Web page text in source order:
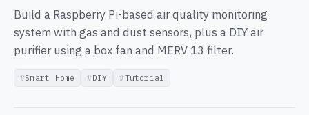
Build a Raspberry Pi-based air quality monitoring
system with gas and dust sensors, plus a DIY air
purifier using a box fan and MERV 13 filter.
Smart Home DIY Tutorial